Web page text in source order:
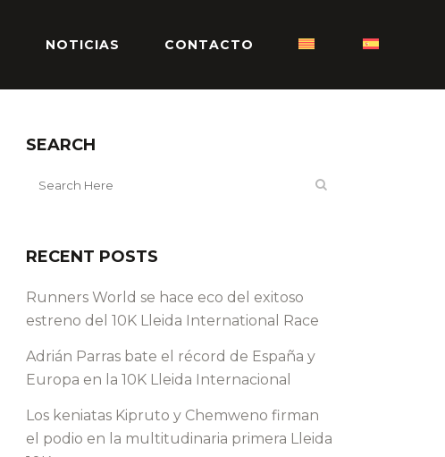
NOTICIAS CONTACTO
SEARCH
RECENT POSTS
Runners World se hace eco del exitoso
estreno del 10K Lleida International Race
Adrián Parras bate el récord de España y
Europa en la 10K Lleida Internacional
Los keniatas Kipruto y Chemweno firman
el podio en la multitudinaria primera Lleida